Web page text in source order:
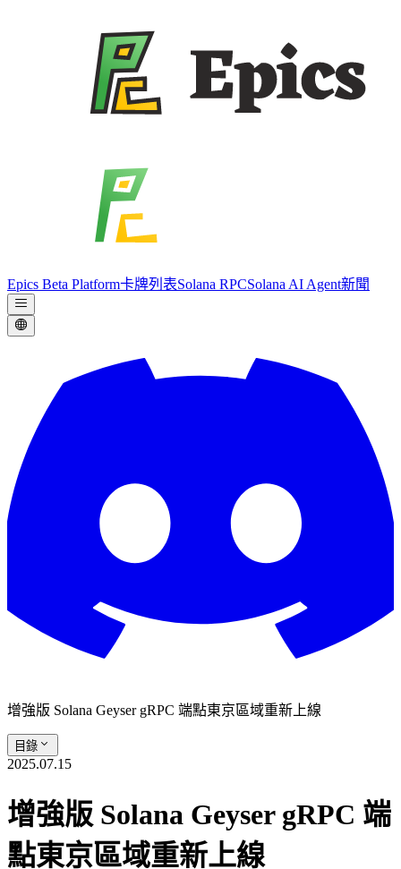
Epics Beta Platform卡牌列表Solana RPCSolana AI Agent新聞
增強版 Solana Geyser gRPC 端點東京區域重新上線
目錄
2025.07.15
增強版 Solana Geyser gRPC 端
點東京區域重新上線